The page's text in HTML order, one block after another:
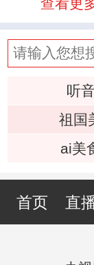
查看更
听
祖国
ai美
首页 直